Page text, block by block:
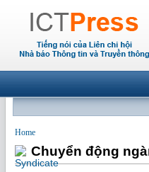
Home
Chuyển động